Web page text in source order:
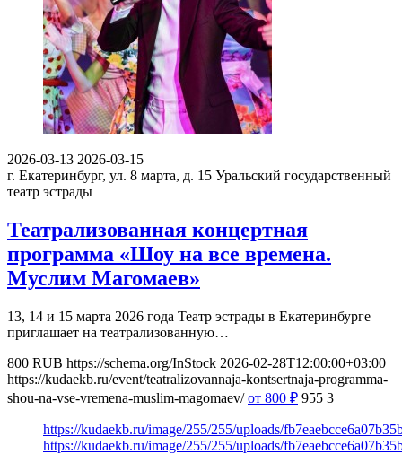
2026-03-13 2026-03-15
г. Екатеринбург, ул. 8 марта, д. 15 Уральский государственный
театр эстрады
Театрализованная концертная
программа «Шоу на все времена.
Муслим Магомаев»
13, 14 и 15 марта 2026 года Театр эстрады в Екатеринбурге
приглашает на театрализованную…
800 RUB https://schema.org/InStock 2026-02-28T12:00:00+03:00
https://kudaekb.ru/event/teatralizovannaja-kontsertnaja-programma-
shou-na-vse-vremena-muslim-magomaev/ от 800 ₽ 955 3
https://kudaekb.ru/image/255/255/uploads/
https://kudaekb.ru/image/255/255/uploads/